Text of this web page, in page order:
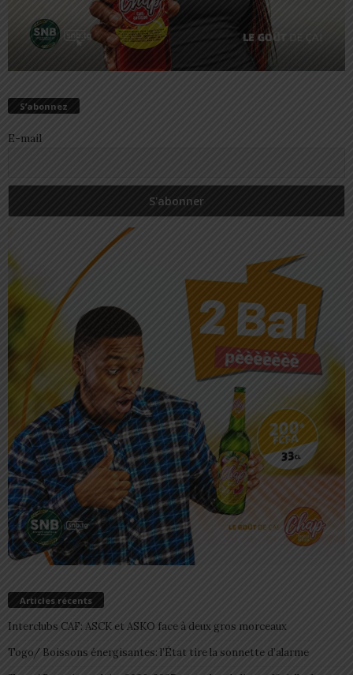
S’abonnez
E-mail
Articles récents
Interclubs CAF: ASCK et ASKO face à deux gros morceaux
Togo/ Boissons énergisantes: l’État tire la sonnette d’alarme